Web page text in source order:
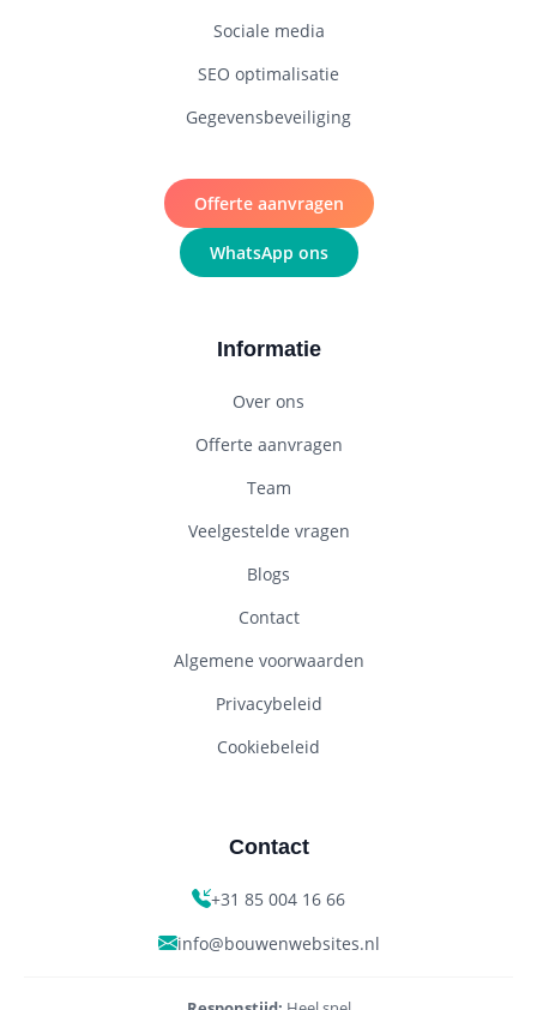
Sociale media
SEO optimalisatie
Gegevensbeveiliging
Offerte aanvragen
WhatsApp ons
Informatie
Over ons
Offerte aanvragen
Team
Veelgestelde vragen
Blogs
Contact
Algemene voorwaarden
Privacybeleid
Cookiebeleid
Contact
+31 85 004 16 66
info@bouwenwebsites.nl